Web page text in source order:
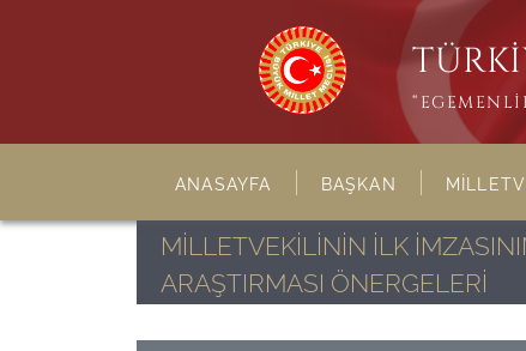
ANASAYFA BAŞKAN
MİLLETVEKİLİNİN İLK
ARAŞTIRMASI ÖNERGELERİ